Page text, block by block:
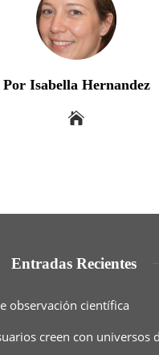
Por Isabella Hernandez
Entradas Recientes
observación científica
creen con universos